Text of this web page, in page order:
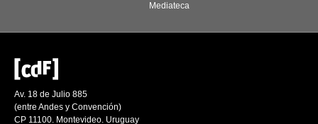
Mediateca
Av. 18 de Julio 885
(entre Andes y Convención)
CP 11100. Montevideo. Uruguay